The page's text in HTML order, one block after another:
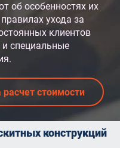
об особенностях их
ухода за
клиентов
специальные
стоимости
конструкций